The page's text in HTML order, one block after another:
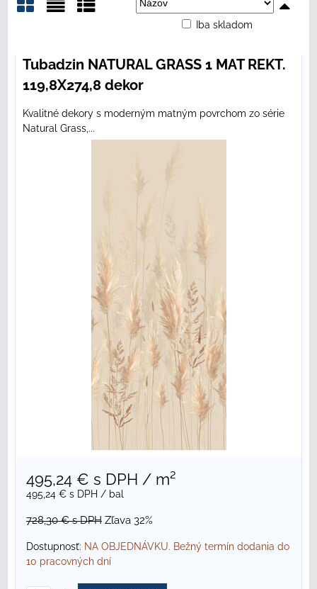
Iba skladom
Tubadzin NATURAL GRASS 1 MAT REKT.
119,8X274,8 dekor
Kvalitné dekory s moderným matným povrchom zo série
Natural Grass,...
495,24 € s DPH / m²
495,24 € s DPH / bal
728,30 €s DPH Zľava 32%
Dostupnosť: NA OBJEDNÁVKU. Bežný termín dodania do
10 pracovných dní